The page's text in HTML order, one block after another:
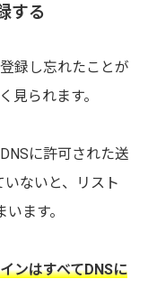
する
録し忘れたことが
見られます。
に許可された送
ないと、リスト
ます。
ンはすべてDNSに